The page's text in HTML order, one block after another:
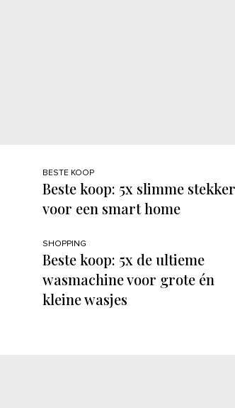
BESTE KOOP
Beste koop: 5x slimme
voor een smart home
SHOPPING
Beste koop: 5x de ultieme
wasmachine voor grote én
kleine wasjes